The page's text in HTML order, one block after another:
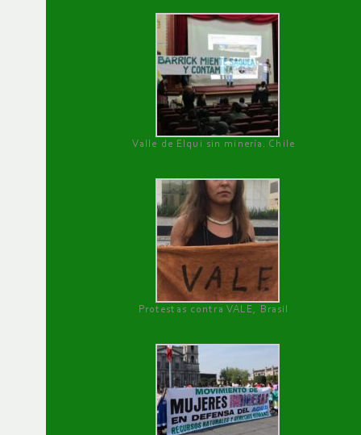
Valle de Elqui sin minería. Chile
Protestas contra VALE, Brasil